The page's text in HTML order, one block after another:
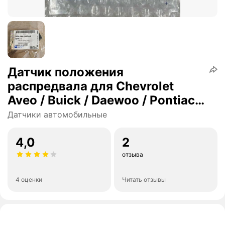
Датчик положения
распредвала для Chevrolet
Aveo / Buick / Daewoo / Pontiac /
Rezzo
Датчики автомобильные
4,0
4 оценки
2
отзыва
Читать отзывы